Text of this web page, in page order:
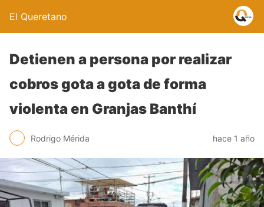
El Queretano
Detienen a persona por realizar
cobros gota a gota de forma
violenta en Granjas Banthí
Rodrigo Mérida hace 1 año